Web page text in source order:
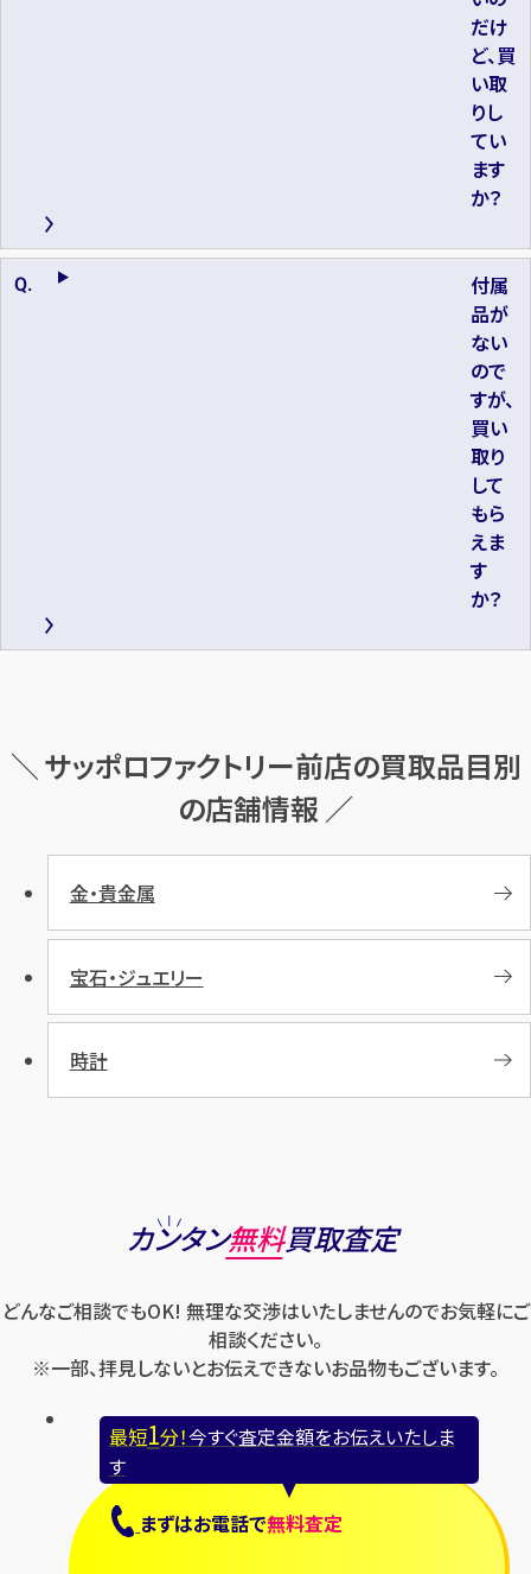
だけ
ど、買
い取
りし
てい
ます
か？
付属
品が
ない
ので
すが、
買い
取り
して
もら
えま
す
か？
＼ サッポロファクトリー前店の買取品目別
の店舗情報 ／
金・貴金属
宝石・ジュエリー
時計
カンタン無料買取査定
どんなご相談でもOK! 無理な交渉はいたしませんのでお気軽にご
相談ください。
※一部、拝見しないとお伝えできないお品物もございます。
最短1分！今すぐ査定金額をお伝えいたしま
す
まずはお電話で無料査定